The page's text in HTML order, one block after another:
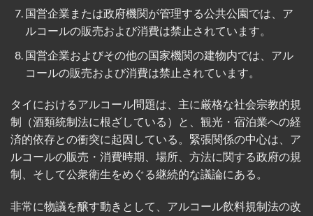
国営企業または政府機関が管理する公共公園では、ア
ルコールの販売および消費は禁止されています。
国営企業およびその他の国家機関の建物内では、アル
コールの販売および消費は禁止されています。
タイにおけるアルコール問題は、主に厳格な社会宗教的規
制（酒類統制法に根ざしている）と、観光・宿泊業への経
済的依存との衝突に起因している。緊張関係の中心は、ア
ルコールの販売・消費時期、場所、方法に関する政府の規
制、そして公衆衛生をめぐる継続的な議論にある。
非常に物議を醸す動きとして、アルコール飲料規制法の改